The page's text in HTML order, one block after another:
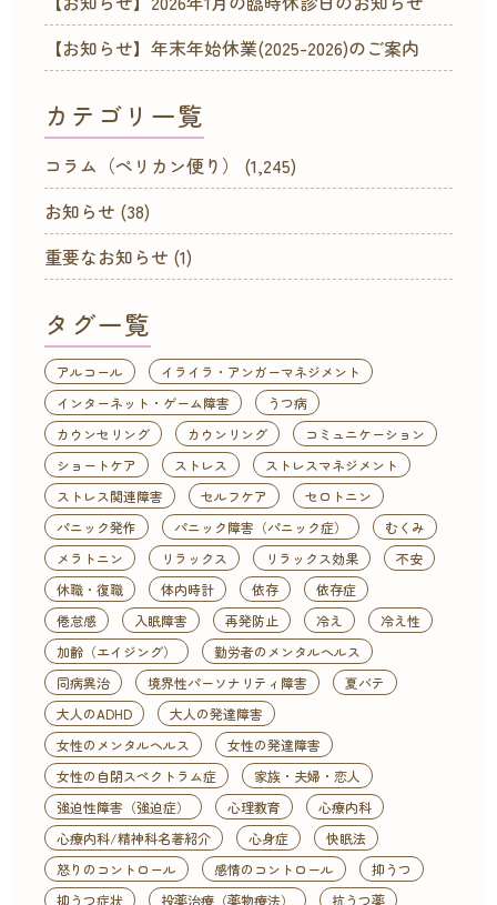
【お知らせ】年末年始休業(2025-2026)のご案内
カテゴリ一覧
コラム（ペリカン便り）
(1,245)
お知らせ (38)
重要なお知らせ (1)
タグ一覧
アルコール
イライラ・アンガーマネジメント
インターネット・ゲーム障害
うつ病
カウンセリング
カウンリング
コミュニケーション
ショートケア
ストレス
ストレスマネジメント
ストレス関連障害
セルフケア
セロトニン
パニック発作
パニック障害（パニック症）
むくみ
メラトニン
リラックス リラックス効果
不安
休職・復職
体内時計 依存
依存症
倦怠感
入眠障害 再発防止 冷え
冷え性
加齢（エイジング）
勤労者のメンタルヘルス
同病異治
境界性パーソナリティ障害
夏バテ
大人のADHD
大人の発達障害
女性のメンタルヘルス
女性の発達障害
女性の自閉スペクトラム症
家族・夫婦・恋人
強迫性障害（強迫症）
心理教育
心療内科
心療内科/精神科名著紹介
心身症
快眠法
怒りのコントロール
感情のコントロール
抑うつ
抑うつ症状
投薬治療（薬物療法） 抗うつ薬